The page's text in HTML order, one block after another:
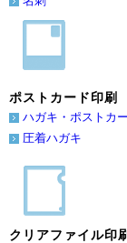
ポストカード印刷
ハガキ・ポストカ
圧着ハガキ
クリアファイル印